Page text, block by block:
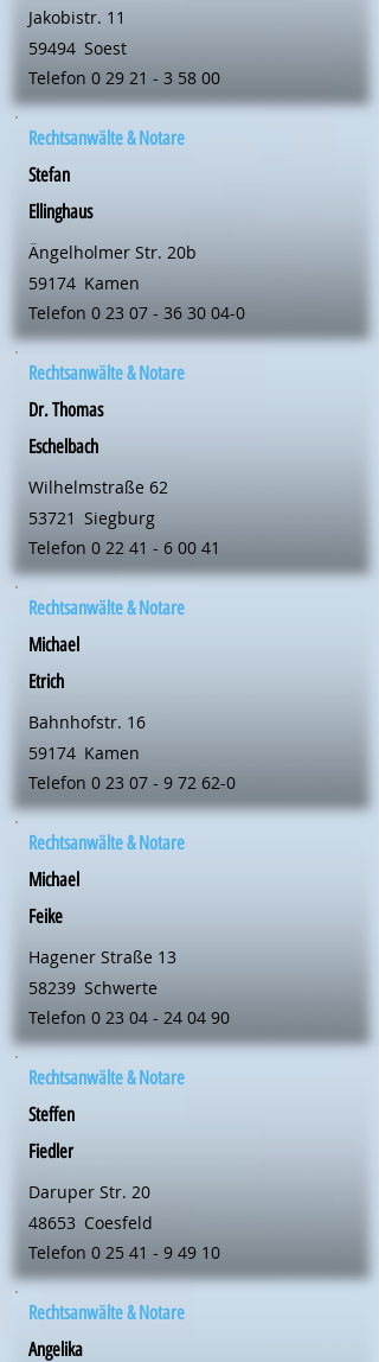
Jakobistr. 11
59494 Soest
Telefon 0 29 21 - 3 58 00
Rechtsanwälte & Notare
Stefan
Ellinghaus
Ängelholmer Str. 20b
59174 Kamen
Telefon 0 23 07 - 36 30 04-0
Rechtsanwälte & Notare
Dr. Thomas
Eschelbach
Wilhelmstraße 62
53721 Siegburg
Telefon 0 22 41 - 6 00 41
Rechtsanwälte & Notare
Michael
Etrich
Bahnhofstr. 16
59174 Kamen
Telefon 0 23 07 - 9 72 62-0
Rechtsanwälte & Notare
Michael
Feike
Hagener Straße 13
58239 Schwerte
Telefon 0 23 04 - 24 04 90
Rechtsanwälte & Notare
Steffen
Fiedler
Daruper Str. 20
48653 Coesfeld
Telefon 0 25 41 - 9 49 10
Rechtsanwälte & Notare
Angelika